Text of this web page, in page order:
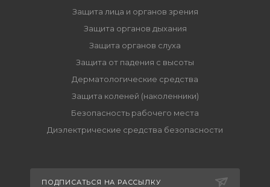
Защита лица и органов зрения
Защита органов дыхания
Защита органов слуха
Защита от падения с высоты
Дерматологические средства
Защита коленей (наколенники)
Безопасность рабочего места
Диэлектрические средства безопасности
ПОДПИСАТЬСЯ НА РАССЫЛКУ